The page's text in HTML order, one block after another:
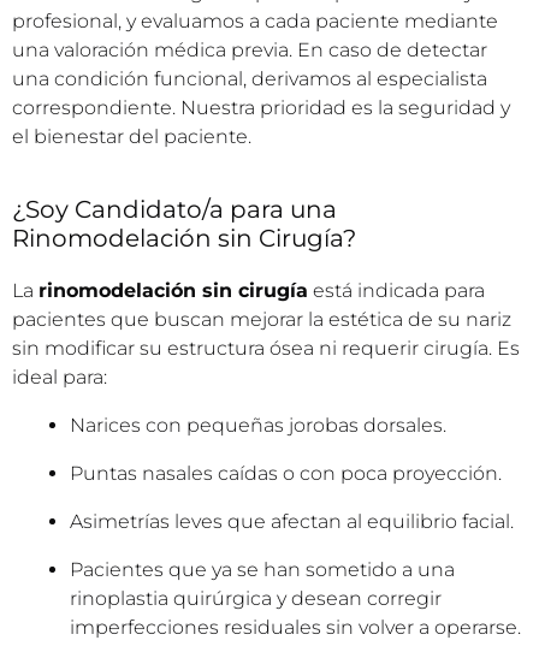
En AA Clinic nos regimos por una práctica ética y
profesional, y evaluamos a cada paciente mediante
una valoración médica previa. En caso de detectar
una condición funcional, derivamos al especialista
el bienestar del paciente.
¿Soy Candidato/a para una
Rinomodelación sin Cirugía?
La rinomodelación sin cirugíaestá indicada para
pacientes que buscan mejorar la estética de su nariz
sin modificar su estructura ósea ni requerir cirugía. Es
Asimetrías leves que afectan al equilibrio facial.
Pacientes que ya se han sometido a una